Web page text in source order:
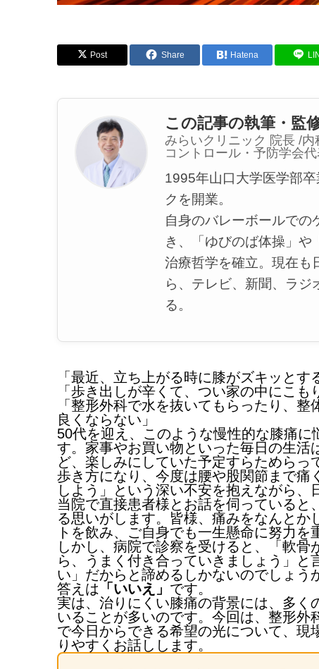
Post Share Hatena
この記事の執筆・監
みらいクリニック 院長 /
コントロール・予防学会
1995年山口大学医学部
クを開業。
自身のバレーボールでの
き、「ゆびのば体操」
治療哲学を確立。現在も
ら、テレビ、新聞、ラ
る。
「最近、立ち上がる時に膝がズキッと
「歩き出しが辛くて、つい家の中にこも
「整形外科で水を抜いてもらったり、
良くならない」
50代を迎え、このような慢性的な膝痛
す。家事やお買い物といった毎日の生
ど、楽しみにしていた予定すらためら
歩き方になり、今度は腰や股関節まで
しよう」という深い不安を抱えながら、
当院で直接患者様とお話を伺っている
る思いがします。皆様、痛みをなんと
トを飲み、ご自身でも一生懸命に努力を
しかし、病院で診察を受けると、「軟
ら、うまく付き合っていきましょう」
い」だからと諦めるしかないのでしょう
答えは 「いいえ」 です。
実は、治りにくい膝痛の背景には、多
いることが多いのです。今回は、整形
で今日からできる希望の光について、
りやすくお話しします。